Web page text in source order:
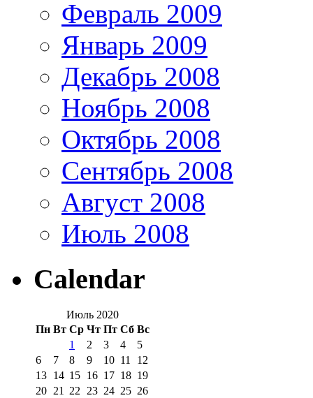
Февраль 2009
Январь 2009
Декабрь 2008
Ноябрь 2008
Октябрь 2008
Сентябрь 2008
Август 2008
Июль 2008
Calendar
Июль 2020
Пн Вт Ср Чт Пт Сб Вс
1 2 3 4
5
6
7 8 9 10 11
12
13 14 15 16 17 18 19
20 21 22 23 24 25 26